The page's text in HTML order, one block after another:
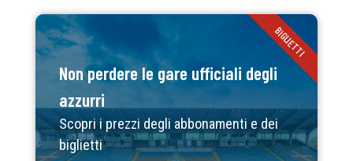
Non perdere le gare ufficiali degli
azzurri
Scopri i prezzi degli abbonamenti e dei
biglietti
BIGLIETTI